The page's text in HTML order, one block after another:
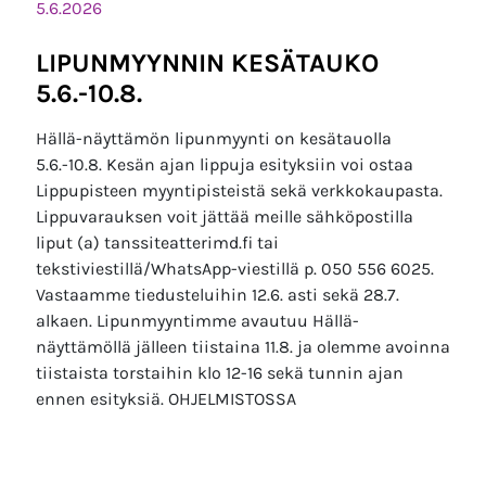
5.6.2026
LIPUNMYYNNIN KESÄTAUKO
5.6.-10.8.
Hällä-näyttämön lipunmyynti on kesätauolla
5.6.-10.8. Kesän ajan lippuja esityksiin voi ostaa
Lippupisteen myyntipisteistä sekä verkkokaupasta.
Lippuvarauksen voit jättää meille sähköpostilla
liput (a) tanssiteatterimd.fi tai
tekstiviestillä/WhatsApp-viestillä p. 050 556 6025.
Vastaamme tiedusteluihin 12.6. asti sekä 28.7.
alkaen. Lipunmyyntimme avautuu Hällä-
näyttämöllä jälleen tiistaina 11.8. ja olemme avoinna
tiistaista torstaihin klo 12-16 sekä tunnin ajan
ennen esityksiä. OHJELMISTOSSA